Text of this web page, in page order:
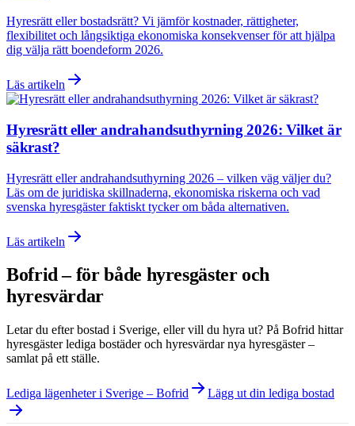
Hyresrätt eller bostadsrätt? Vi jämför kostnader, rättigheter,
flexibilitet och långsiktiga ekonomiska konsekvenser för att hjälpa
dig välja rätt boendeform 2026.
Läs artikeln
Hyresrätt eller andrahandsuthyrning 2026: Vilket är
säkrast?
Hyresrätt eller andrahandsuthyrning 2026 – vilken väg väljer du?
Läs om de juridiska skillnaderna, ekonomiska riskerna och vad
svenska hyresgäster faktiskt tycker om båda alternativen.
Läs artikeln
Bofrid – för både hyresgäster och
hyresvärdar
Letar du efter bostad i Sverige, eller vill du hyra ut? På Bofrid hittar
hyresgäster lediga bostäder och hyresvärdar nya hyresgäster –
samlat på ett ställe.
Lediga lägenheter i Sverige – Bofrid Lägg ut din lediga bostad